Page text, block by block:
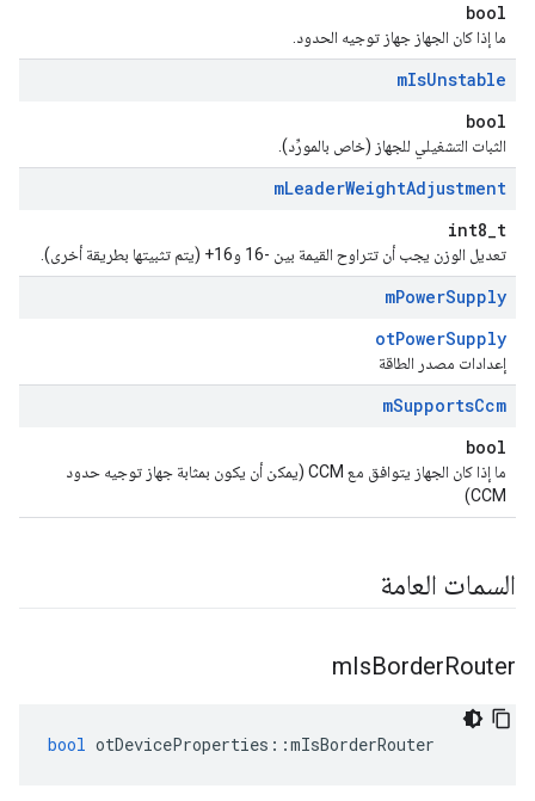
bool
ما إذا كان الجهاز جهاز توجيه الحدود.
mIsUnstable
bool
الثبات التشغيلي للجهاز (خاص بالمورِّد).
mLeaderWeightAdjustment
int8_t
تعديل الوزن يجب أن تتراوح القيمة بين -16 و16+ (يتم تثبيتها بطريقة أخرى).
mPowerSupply
otPowerSupply
إعدادات مصدر الطاقة
mSupportsCcm
bool
ما إذا كان الجهاز يتوافق مع CCM (يمكن أن يكون بمثابة جهاز توجيه حدود
CCM)
السمات العامة
mIsBorderRouter
bool otDeviceProperties ::mIsBorderRouter